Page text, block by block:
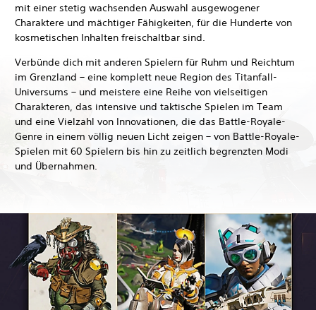
mit einer stetig wachsenden Auswahl ausgewogener
Charaktere und mächtiger Fähigkeiten, für die Hunderte von
kosmetischen Inhalten freischaltbar sind.
Verbünde dich mit anderen Spielern für Ruhm und Reichtum
im Grenzland – eine komplett neue Region des Titanfall-
Universums – und meistere eine Reihe von vielseitigen
Charakteren, das intensive und taktische Spielen im Team
und eine Vielzahl von Innovationen, die das Battle-Royale-
Genre in einem völlig neuen Licht zeigen – von Battle-Royale-
Spielen mit 60 Spielern bis hin zu zeitlich begrenzten Modi
und Übernahmen.